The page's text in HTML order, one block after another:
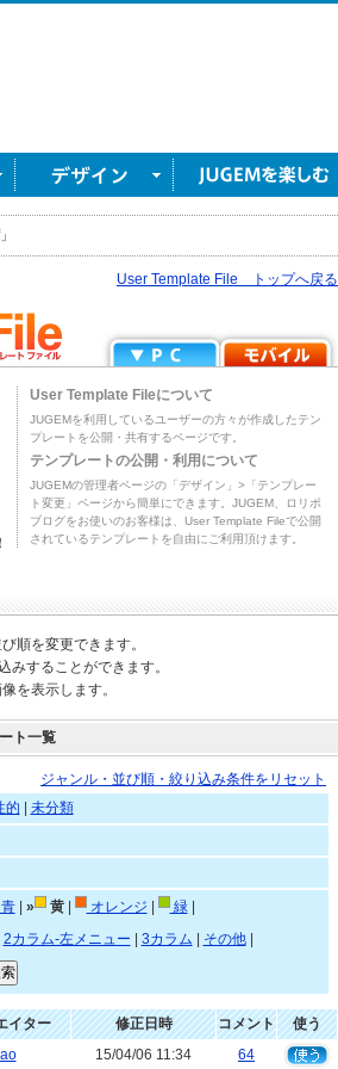
User Template File トップへ戻る
User Template Fileについて
JUGEMを利用しているユーザーの方々が作成したテン
プレートを公開・共有するページです。
テンプレートの公開・利用について
JUGEMの管理者ページの「デザイン」>「テンプレー
ト変更」ページから簡単にできます。JUGEM、ロリポ
ブログをお使いのお客様は、User Template Fileで公開
されているテンプレートを自由にご利用頂けます。
順を変更できます。
みすることができます。
を表示します。
ト一覧
ジャンル・並び順・絞り込み条件をリセット
的
未分類
| » 黄| オレンジ 緑|
2カラム-左メニュー 3カラム その他|
イター 修正日時 コメント
使う
ao 15/04/06 11:34 64